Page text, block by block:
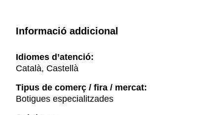
Informació addicional
Idiomes d’atenció:
Català, Castellà
Tipus de comerç / fira / mercat:
Botigues especialitzades